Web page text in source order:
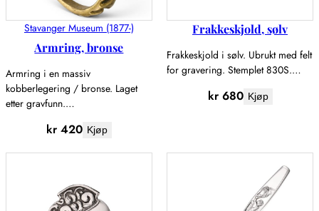
Stavanger Museum (1877-)
Armring, bronse
Armring i en massiv
kobberlegering / bronse. Laget
etter gravfunn.…
kr420 Kjøp
Frakkeskjold, sølv
Frakkeskjold i sølv. Ubrukt med felt
for gravering. Stemplet 830S.…
kr680 Kjøp